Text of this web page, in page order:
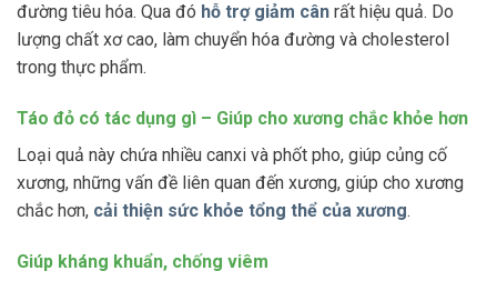
đường tiêu hóa. Qua đó hỗ trợ giảm cân rất hiệu quả. Do
lượng chất xơ cao, làm chuyển hóa đường và cholesterol
trong thực phẩm.
Táo đỏ có tác dụng gì – Giúp cho xương chắc khỏe hơn
Loại quả này chứa nhiều canxi và phốt pho, giúp củng cố
xương, những vấn đề liên quan đến xương, giúp cho xương
chắc hơn, cải thiện sức khỏe tổng thể của xương.
Giúp kháng khuẩn, chống viêm